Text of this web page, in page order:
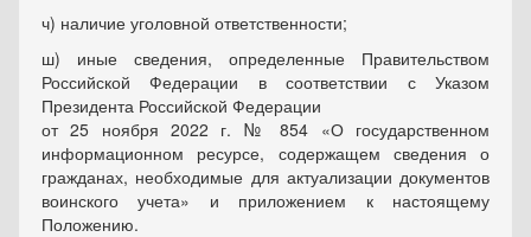
ч) наличие уголовной ответственности;
ш) иные сведения, определенные Правительством
Российской Федерации в соответствии с Указом
Президента Российской Федерации
‎от 25 ноября 2022 г. № 854 «О государственном
информационном ресурсе, содержащем сведения о
гражданах, необходимые для актуализации документов
воинского учета» и приложением к настоящему
Положению.